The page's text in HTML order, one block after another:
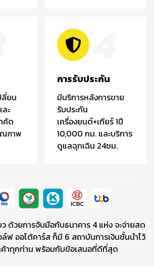
ยน
ะ
คัด
ณภาพ
การรับประกัน
มีบริการหลังการขาย
รับประกัน
เครื่องยนต์+เกียร์ 1ปี
10,000 กม. และบริการ
ดูแลฉุกเฉิน 24ชม.
ว ด้วยการจับมือกับธนาคาร 4 แห่ง จะจ่ายสด
ฟ ออโต้คาร์ส ก็มี 6 สถาบันการเงินชั้นนำไว้
ค้าทุกท่าน พร้อมกับข้อเสนอที่ดีที่สุด